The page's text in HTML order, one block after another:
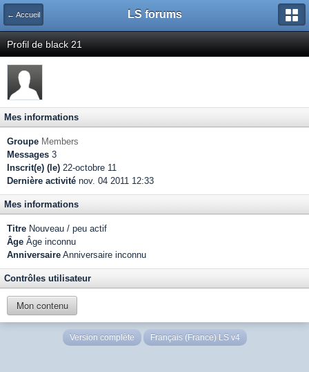
← Accueil LS forums
Profil de black 21
Mes informations
Groupe Members
Messages 3
Inscrit(e) (le) 22-octobre 11
Dernière activité nov. 04 2011 12:33
Mes informations
Titre Nouveau / peu actif
Âge Âge inconnu
Anniversaire Anniversaire inconnu
Contrôles utilisateur
Mon contenu
Version complète Français (France) LS v4